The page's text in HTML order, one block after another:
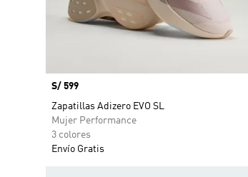
Precio
S/ 599
Zapatillas Adizero EVO SL
Mujer Performance
3 colores
Envío Gratis